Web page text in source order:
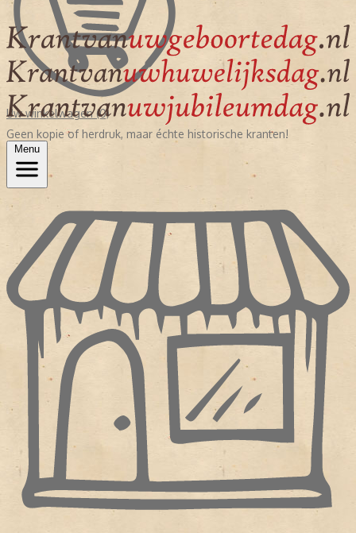
Uw winkelwagen (0)
Geen kopie of herdruk, maar échte historische kranten!
Menu